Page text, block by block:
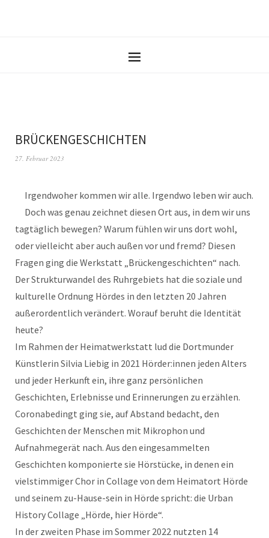
BRÜCKENGESCHICHTEN
27. Februar 2023
Irgendwoher kommen wir alle. Irgendwo leben wir auch.
Doch was genau zeichnet diesen Ort aus, in dem wir uns
tagtäglich bewegen? Warum fühlen wir uns dort wohl,
oder vielleicht aber auch außen vor und fremd? Diesen
Fragen ging die Werkstatt „Brückengeschichten“ nach.
Der Strukturwandel des Ruhrgebiets hat die soziale und
kulturelle Ordnung Hördes in den letzten 20 Jahren
außerordentlich verändert. Worauf beruht die Identität
heute?
Im Rahmen der Heimatwerkstatt lud die Dortmunder
Künstlerin Silvia Liebig in 2021 Hörder:innen jeden Alters
und jeder Herkunft ein, ihre ganz persönlichen
Geschichten, Erlebnisse und Erinnerungen zu erzählen.
Coronabedingt ging sie, auf Abstand bedacht, den
Geschichten der Menschen mit Mikrophon und
Aufnahmegerät nach. Aus den eingesammelten
Geschichten komponierte sie Hörstücke, in denen ein
vielstimmiger Chor in Collage von dem Heimatort Hörde
und seinem zu-Hause-sein in Hörde spricht: die Urban
History Collage „Hörde, hier Hörde“.
In der zweiten Phase im Sommer 2022 nutzten 14